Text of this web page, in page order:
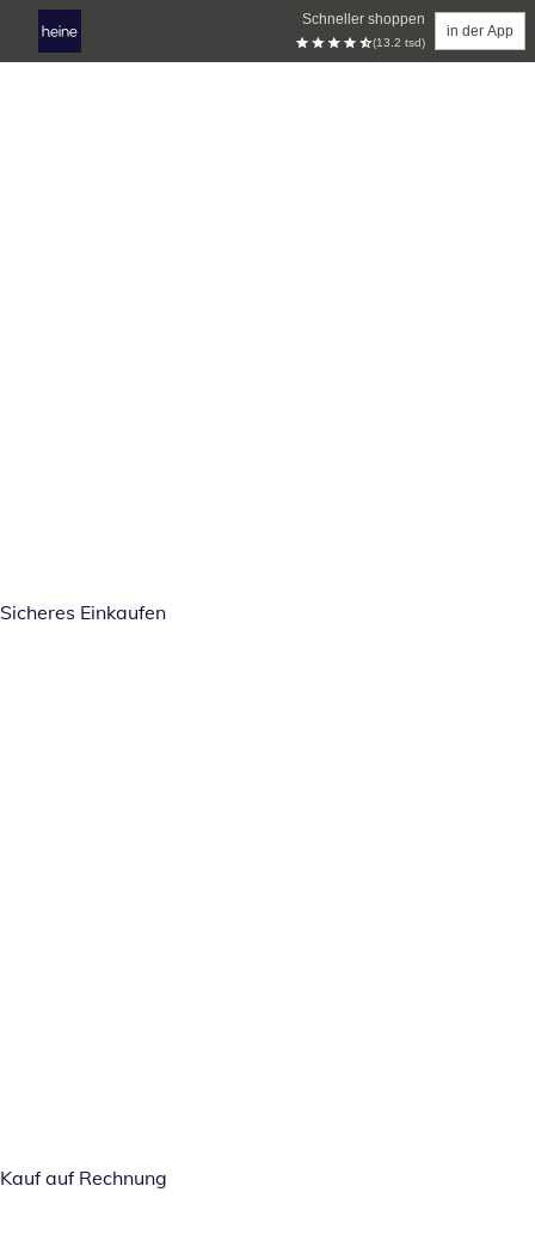
Schneller shoppen
(13.2 tsd)
in der App
Sicheres Einkaufen
Kauf auf Rechnung